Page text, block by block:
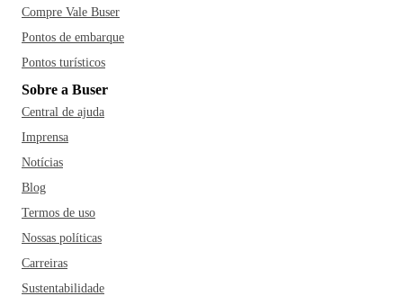
Compre Vale Buser
Pontos de embarque
Pontos turísticos
Sobre a Buser
Central de ajuda
Imprensa
Notícias
Blog
Termos de uso
Nossas políticas
Carreiras
Sustentabilidade